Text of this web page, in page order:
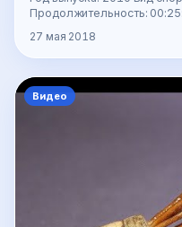
Продолжительность:
27 мая 2018
Видео